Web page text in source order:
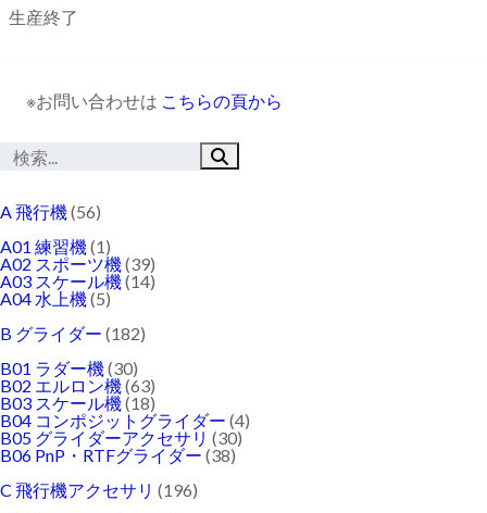
生産終了
※お問い合わせは こちらの頁から
A 飛行機(56)
A01 練習機(1)
A02 スポーツ機(39)
A03 スケール機(14)
A04 水上機(5)
B グライダー (182)
B01 ラダー機(30)
B02 エルロン機(63)
B03 スケール機(18)
B04 コンポジットグライダー (4)
B05 グライダーアクセサリ (30)
B06 PnP・RTFグライダー (38)
C 飛行機アクセサリ (196)